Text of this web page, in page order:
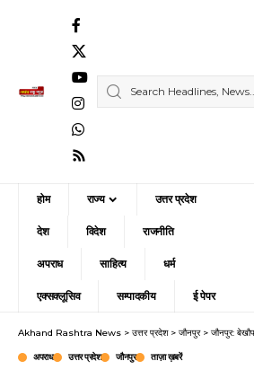
होम राज्य उत्तर प्रदेश
देश विदेश राजनीति
अपराध साहित्य धर्म
एक्सक्लूसिव सम्पादकीय ई पेपर
Akhand Rashtra News > उत्तर प्रदेश> जौनपुर> जौनपुर: बेखौफ चोरों
अपराध उत्तर प्रदेश जौनपुर ताज़ा ख़बरें